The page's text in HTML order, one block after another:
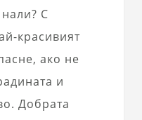
С
красивият
ако не
и
Добрата